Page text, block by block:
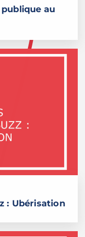
publique au
: Ubérisation